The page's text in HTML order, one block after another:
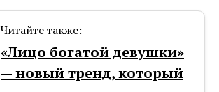
Читайте также:
«Лицо богатой девушки»
— новый тренд, который